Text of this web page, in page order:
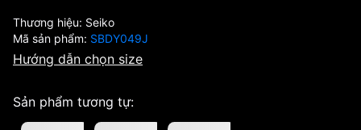
Thương hiệu: Seiko
Mã sản phẩm: SBDY049J
Hướng dẫn chọn size
Sản phẩm tương tự: